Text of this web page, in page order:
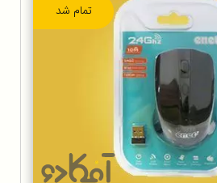
تمام شد